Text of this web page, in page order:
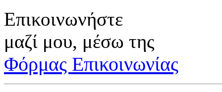
Επικοινωνήστε
μαζί μου, μέσω της
Φόρμας Επικοινωνίας